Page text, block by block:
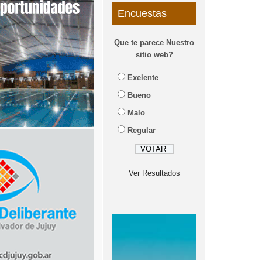
Encuestas
Que te parece Nuestro
sitio web?
Exelente
Bueno
Malo
Regular
Ver Resultados